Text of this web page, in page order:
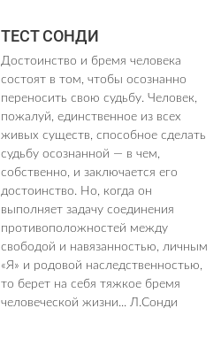
ТЕСТ СОНДИ
Достоинство и бремя человека
состоят в том, чтобы осознанно
переносить свою судьбу. Человек,
пожалуй, единственное из всех
живых существ, способное сделать
судьбу осознанной — в чем,
собственно, и заключается его
достоинство. Но, когда он
выполняет задачу соединения
противоположностей между
свободой и навязанностью, личным
«Я» и родовой наследственностью,
то берет на себя тяжкое бремя
человеческой жизни... Л.Сонди